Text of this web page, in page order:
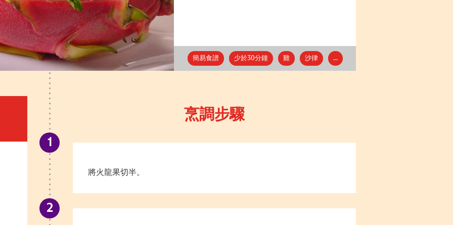
簡易食譜 少於30分鐘 雞 沙律 ...
烹調步驟
將火龍果切半。